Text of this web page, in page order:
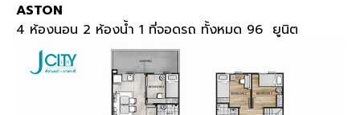
ASTON
4 ห้องนอน 2 ห้องน้ำ 1 ที่จอดรถ ทั้งหมด 96 ยูนิต